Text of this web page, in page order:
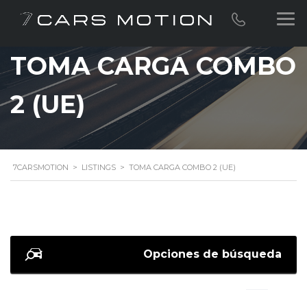
TOMA CARGA COMBO
2 (UE)
7CARSMOTION > LISTINGS > TOMA CARGA COMBO 2 (UE)
Opciones de búsqueda